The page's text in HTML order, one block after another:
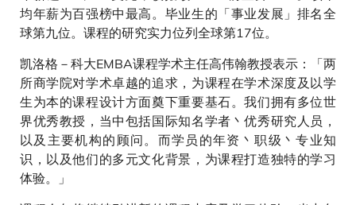
均年薪为百强榜中最高。毕业生的「事业发展」排名全
球第九位。课程的研究实力位列全球第17位。
凯洛格－科大EMBA课程学术主任高伟翰教授表示：「两
所商学院对学术卓越的追求，为课程在学术深度及以学
生为本的课程设计方面奠下重要基石。我们拥有多位世
界优秀教授，当中包括国际知名学者丶优秀研究人员，
以及主要机构的顾问。而学员的年资丶职级丶专业知
识，以及他们的多元文化背景，为课程打造独特的学习
体验。」